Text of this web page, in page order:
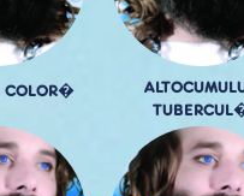
COLOR�